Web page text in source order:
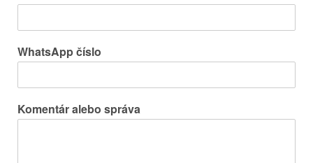
WhatsApp číslo
Komentár alebo správa